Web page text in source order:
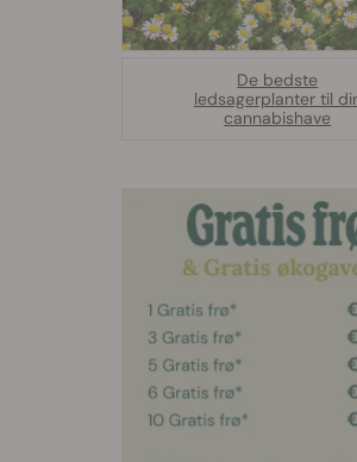
De bedste
ledsagerplanter til
cannabishave